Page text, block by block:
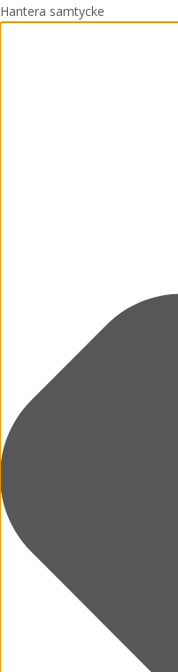
Hantera samtycke